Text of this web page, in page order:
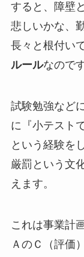
すると、障壁
悲しいかな、
長々と根付い
ルールなのです
試験勉強など
に『小テスト
という経験を
厳罰という文
えます。
これは事業計
ＡのＣ（評価